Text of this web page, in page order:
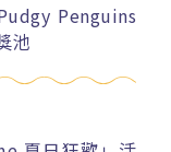
Penguins
池